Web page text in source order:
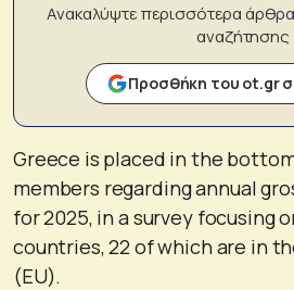
Ανακαλύψτε περισσότερα
αναζήτησης
Προσθήκη του ot.gr
Greece is placed in the
members regarding annual
for 2025, in a survey focusing
countries, 22 of which are in
(EU).